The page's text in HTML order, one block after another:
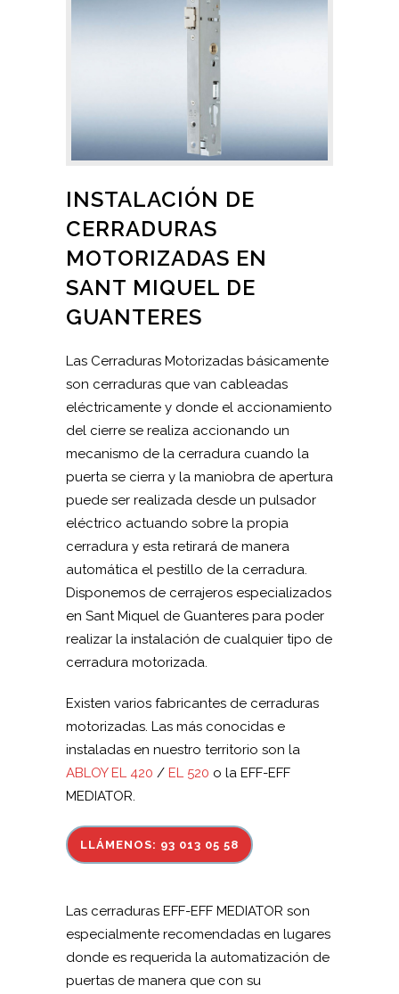
INSTALACIÓN DE
CERRADURAS
MOTORIZADAS EN
SANT MIQUEL DE
GUANTERES
Las Cerraduras Motorizadas básicamente
son cerraduras que van cableadas
eléctricamente y donde el accionamiento
del cierre se realiza accionando un
mecanismo de la cerradura cuando la
puerta se cierra y la maniobra de apertura
puede ser realizada desde un pulsador
eléctrico actuando sobre la propia
cerradura y esta retirará de manera
automática el pestillo de la cerradura.
Disponemos de cerrajeros especializados
en Sant Miquel de Guanteres para poder
realizar la instalación de cualquier tipo de
cerradura motorizada.
Existen varios fabricantes de cerraduras
motorizadas. Las más conocidas e
instaladas en nuestro territorio son la
ABLOY EL 420 / EL 520 o la EFF-EFF
MEDIATOR.
LLÁMENOS: 93 013 05 58
Las cerraduras EFF-EFF MEDIATOR son
especialmente recomendadas en lugares
donde es requerida la automatización de
puertas de manera que con su